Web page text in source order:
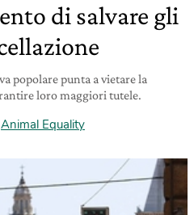
di salvare gli
popolare punta a vietare la
loro maggiori tutele.
Animal Equality